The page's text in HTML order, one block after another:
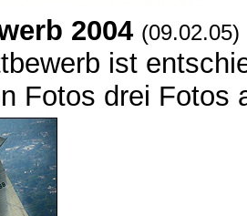
2004 (09.02.05)
ist
Fotos drei Fotos